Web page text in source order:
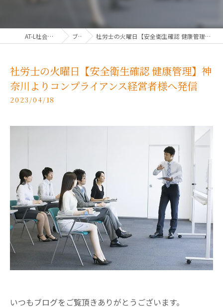
AT-L社会保険労務士法人 ブログ 社労士の火曜日【安全衛生確認 健康管理】神奈川よりコンプライアンス経営者様へ発信
社労士の火曜日【安全衛生確認 健康管理】神
奈川よりコンプライアンス経営者様へ発信
2023/04/18
いつもブログをご覧頂きありがとうございます。